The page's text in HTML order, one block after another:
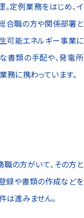
定例業務をはじめ、イ
合職の方や関係部署と
可能エネルギー事業に
書類の手配や、発電所
務に携わっています。
の方がいて、その方と
録や書類の作成などを
は進みません。